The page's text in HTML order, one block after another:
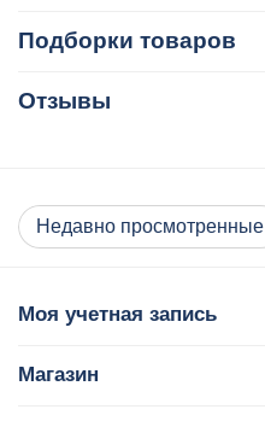
Подборки товаров
Отзывы
Недавно просмотренные
Моя учетная запись
Магазин